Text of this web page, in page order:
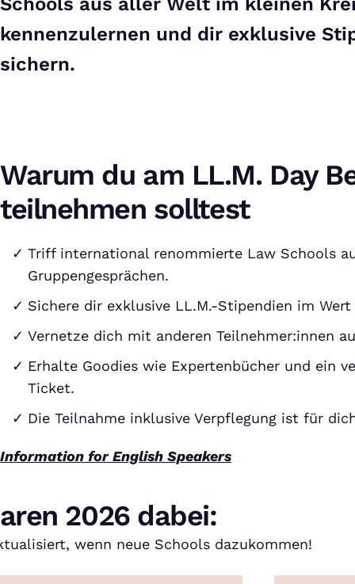
kennenzulernen und dir exklusive
sichern.
Warum du am LL.M. Day
teilnehmen solltest
Triff international renommierte Law Schools
Gruppengesprächen.
Sichere dir exklusive LL.M.-Stipendien im
Vernetze dich mit anderen Teilnehmer:innen
Erhalte Goodies wie Expertenbücher und ein
Ticket.
Die Teilnahme inklusive Verpflegung ist für
Information for English Speakers
2026 dabei:
wenn neue Schools dazukommen!